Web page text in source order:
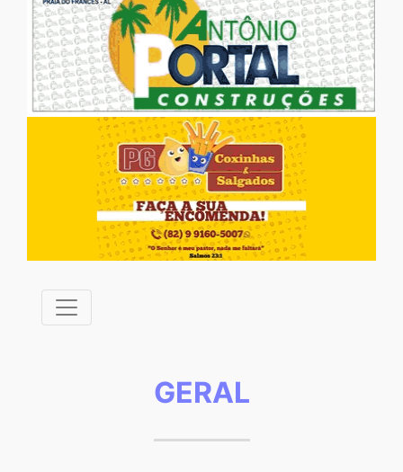
GERAL